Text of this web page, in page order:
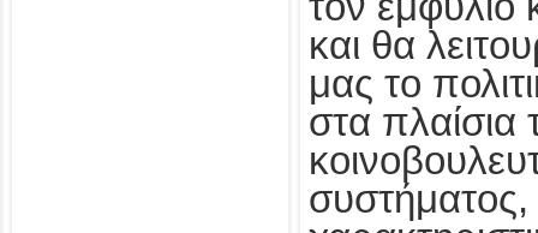
και θα
μας το
στα πλαίσια
συστήματος,